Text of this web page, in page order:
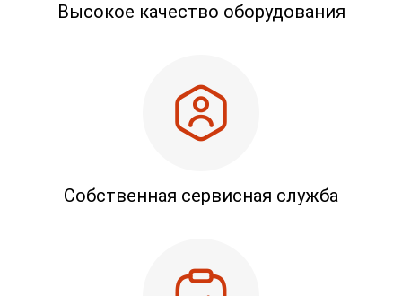
Высокое качество оборудования
Собственная сервисная служба